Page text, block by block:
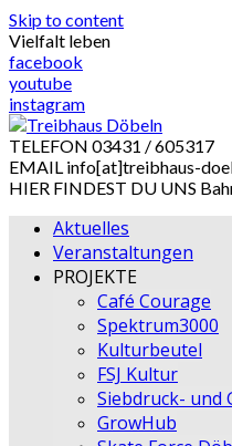
Skip to content
Vielfalt leben
facebook
youtube
instagram
TELEFON 03431 / 605317
EMAIL info[at]treibhaus-
HIER FINDEST DU UNS
Aktuelles
Veranstaltungen
PROJEKTE
Café Courage
Spektrum3000
Kulturbeutel
FSJ Kultur
Siebdruck- und
GrowHub